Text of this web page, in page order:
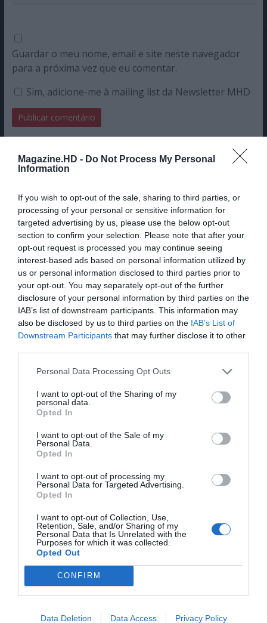
Magazine.HD - Do Not Process My Personal
Information
If you wish to opt-out of the sale, sharing to third parties, or
processing of your personal or sensitive information for
targeted advertising by us, please use the below opt-out
section to confirm your selection. Please note that after your
opt-out request is processed you may continue seeing
interest-based ads based on personal information utilized by
us or personal information disclosed to third parties prior to
your opt-out. You may separately opt-out of the further
disclosure of your personal information by third parties on the
IAB’s list of downstream participants. This information may
also be disclosed by us to third parties on the IAB’s List of
Downstream Participants that may further disclose it to other
Personal Data Processing Opt Outs
I want to opt-out of the Sharing of my
personal data.
Opted In
I want to opt-out of the Sale of my
Personal Data.
Opted In
I want to opt-out of processing my
Personal Data for Targeted Advertising.
Opted In
I want to opt-out of Collection, Use,
Retention, Sale, and/or Sharing of my
Personal Data that Is Unrelated with the
Purposes for which it was collected.
Opted Out
CONFIRM
Data Deletion Data Access Privacy Policy
Guardar o meu nome, email e site neste navegador
para a próxima vez que eu comentar.
Sim, adicione-me à mailing list da Newsletter MHD
Cine Estreias HD